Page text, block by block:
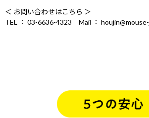
＜ お問い合わせはこちら ＞
TEL ： 03-6636-4323 Mail ：